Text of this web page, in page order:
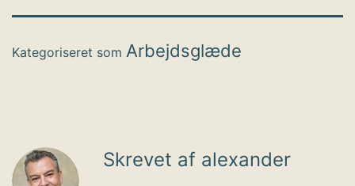
Kategoriseret som Arbejdsglæde
Skrevet af alexander